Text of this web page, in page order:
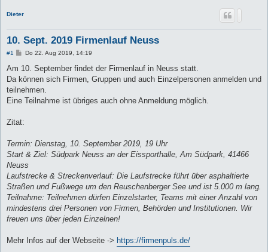
Dieter
10. Sept. 2019 Firmenlauf Neuss
#1
B
i
r
a
Do 22. Aug 2019, 14:19
Am 10. September findet der Firmenlauf in Neuss statt.
Da können sich Firmen, Gruppen und auch Einzelpersonen anmelden und
teilnehmen.
Eine Teilnahme ist übriges auch ohne Anmeldung möglich.
Zitat:
Termin: Dienstag, 10. September 2019, 19 Uhr
Start & Ziel: Südpark Neuss an der Eissporthalle, Am Südpark, 41466
Neuss
Laufstrecke & Streckenverlauf: Die Laufstrecke führt über asphaltierte
Straßen und Fußwege um den Reuschenberger See und ist 5.000 m lang.
Teilnahme: Teilnehmen dürfen Einzelstarter, Teams mit einer Anzahl von
mindestens drei Personen von Firmen, Behörden und Institutionen. Wir
freuen uns über jeden Einzelnen!
Mehr Infos auf der Webseite -> https://firmenpuls.de/